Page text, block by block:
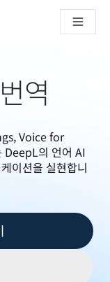
통합 기능을 위한
의 대담
방법
demo with DeepL
역
Voice for
의 언어 AI
이션을 실현합니